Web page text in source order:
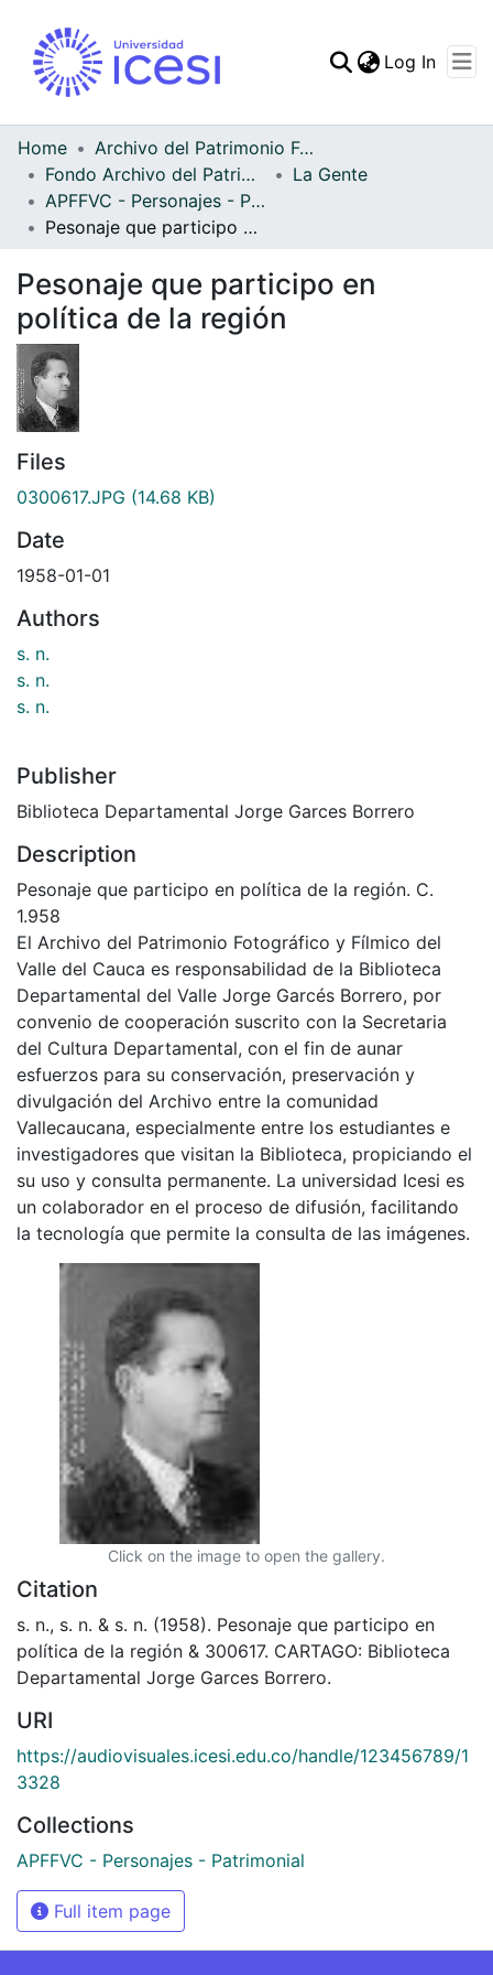
Statistics
Log In
Home
Archivo del Patrimonio Fotográfico y Fílmico del Valle del Cauca
Fondo Archivo del Patrimonio Fotográfico y Fílmico del Valle del Cauca
La Gente
APFFVC - Personajes - Patrimonial
Pesonaje que participo en política de la región
Pesonaje que participo en
política de la región
Files
0300617.JPG (14.68 KB)
Date
1958-01-01
Authors
s. n.
s. n.
s. n.
Publisher
Biblioteca Departamental Jorge Garces Borrero
Description
Pesonaje que participo en política de la región. C.
1.958
El Archivo del Patrimonio Fotográfico y Fílmico del
Valle del Cauca es responsabilidad de la Biblioteca
Departamental del Valle Jorge Garcés Borrero, por
convenio de cooperación suscrito con la Secretaria
del Cultura Departamental, con el fin de aunar
esfuerzos para su conservación, preservación y
divulgación del Archivo entre la comunidad
Vallecaucana, especialmente entre los estudiantes e
investigadores que visitan la Biblioteca, propiciando el
su uso y consulta permanente. La universidad Icesi es
un colaborador en el proceso de difusión, facilitando
la tecnología que permite la consulta de las imágenes.
Click on the image to open the gallery.
Citation
s. n., s. n. & s. n. (1958). Pesonaje que participo en
política de la región & 300617. CARTAGO: Biblioteca
Departamental Jorge Garces Borrero.
URI
https://audiovisuales.icesi.edu.co/handle/123456789/1
3328
Collections
APFFVC - Personajes - Patrimonial
Full item page